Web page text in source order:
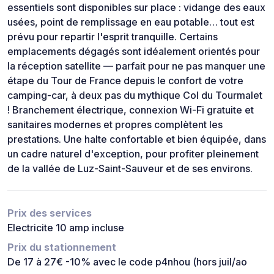
essentiels sont disponibles sur place : vidange des eaux
usées, point de remplissage en eau potable… tout est
prévu pour repartir l'esprit tranquille. Certains
emplacements dégagés sont idéalement orientés pour
la réception satellite — parfait pour ne pas manquer une
étape du Tour de France depuis le confort de votre
camping-car, à deux pas du mythique Col du Tourmalet
! Branchement électrique, connexion Wi-Fi gratuite et
sanitaires modernes et propres complètent les
prestations. Une halte confortable et bien équipée, dans
un cadre naturel d'exception, pour profiter pleinement
de la vallée de Luz-Saint-Sauveur et de ses environs.
Prix des services
Electricite 10 amp incluse
Prix du stationnement
De 17 à 27€ -10% avec le code p4nhou (hors juil/ao